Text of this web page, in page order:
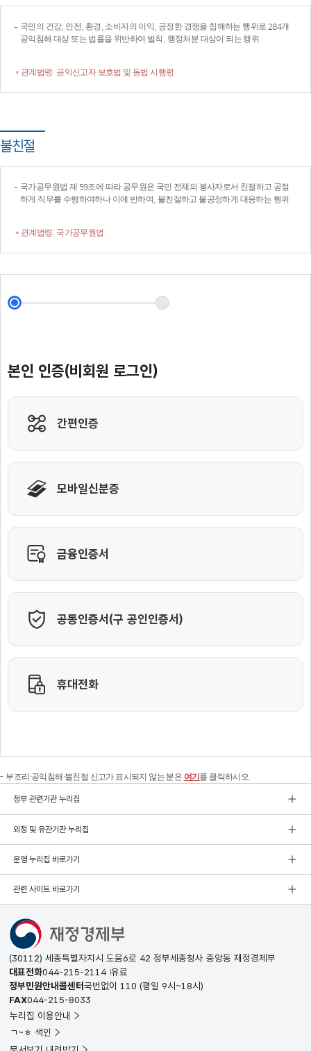
국민의 건강, 안전, 환경, 소비자의 이익, 공정한 경쟁을 침해하는 행위로 284개
공익침해 대상 또는 법률을 위반하여 벌칙, 행정처분 대상이 되는 행위
* 관계법령: 공익신고자 보호법 및 동법 시행령
불친절
국가공무원법 제 59조에 따라 공무원은 국민 전체의 봉사자로서 친절하고 공정
하게 직무를 수행하여하나 이에 반하여, 불친절하고 불공정하게 대응하는 행위
* 관계법령: 국가공무원법
부조리·공익침해·불친절 신고가 표시되지 않는 분은 여기 를 클릭하시오.
정부 관련기관 누리집
외청 및 유관기관 누리집
운영 누리집 바로가기
관련 사이트 바로가기
(30112) 세종특별자치시 도움6로 42 정부세종청사 중앙동 재정경제부
대표전화044-215-2114 유료
정부민원안내콜센터국번없이 110 (평일 9시~18시)
FAX044-215-8033
누리집 이용안내
ㄱ~ㅎ 색인